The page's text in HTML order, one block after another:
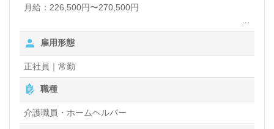
月給：226,500円〜270,500円
・深夜帯（22:00～翌5:00）25％割増
・夜勤1回につき6,000円
・認知症実践者研修 2,000円 /月
・退職金
・交通費全額支給
・時間外手当
・年末年始手当
※現場を支えるスタッフへ賞与とは別に一時金を支給
雇用形態
正社員｜常勤
職種
介護職員・ホームヘルパー